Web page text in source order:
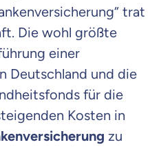
trat
Die wohl größte
einer
Deutschland und die
für die
Kosten in
zu